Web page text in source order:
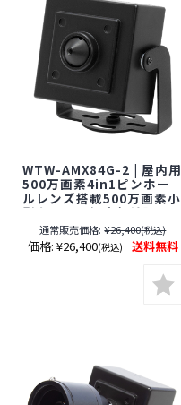
WTW-AMX84G-2 | 屋内用
500万画素4in1ピンホー
ルレンズ搭載500万画素小
型カメラ【塚本無線】
【防犯カメラ】【監視カ
メラ】【セキュリティーカ
メラ】
通常販売価格: ¥26,400(税込)
価格: ¥26,400(税込) 送料無料